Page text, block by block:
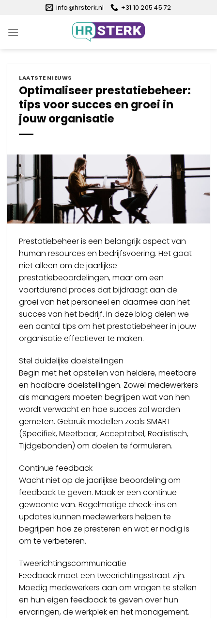
inhoud
info@hrsterk.nl +31 10 205 45 72
LAATSTE NIEUWS
Optimaliseer prestatiebeheer:
tips voor succes en groei in
jouw organisatie
Prestatiebeheer is een belangrijk aspect van
human resources en bedrijfsvoering. Het gaat
niet alleen om de jaarlijkse
prestatiebeoordelingen, maar om een
voortdurend proces dat bijdraagt aan de
groei van het personeel en daarmee aan het
succes van het bedrijf. In deze blog delen we
een aantal tips om het prestatiebeheer in jouw
organisatie effectiever te maken.
Stel duidelijke doelstellingen
Begin met het opstellen van heldere, meetbare
en haalbare doelstellingen. Zowel medewerkers
als managers moeten begrijpen wat van hen
wordt verwacht en hoe succes zal worden
gemeten. Gebruik modellen zoals SMART
(Specifiek, Meetbaar, Acceptabel, Realistisch,
Tijdgebonden) om doelen te formuleren.
Continue feedback
Wacht niet op de jaarlijkse beoordeling om
feedback te geven. Maak er een continue
gewoonte van. Regelmatige check-ins en
updates kunnen medewerkers helpen te
begrijpen hoe ze presteren en wat er nodig is
om te verbeteren.
Tweerichtingscommunicatie
Feedback moet een tweerichtingsstraat zijn.
Moedig medewerkers aan om vragen te stellen
en hun eigen feedback te geven over hun
ervaringen, de werkplek en het management.